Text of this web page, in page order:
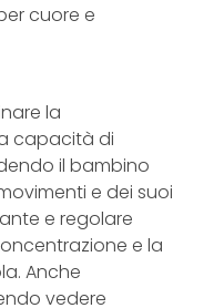
cuore e
la
capacità di
il bambino
e dei suoi
e regolare
e la
Anche
vedere